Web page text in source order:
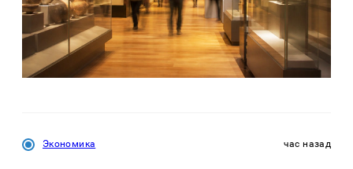
Экономика час назад